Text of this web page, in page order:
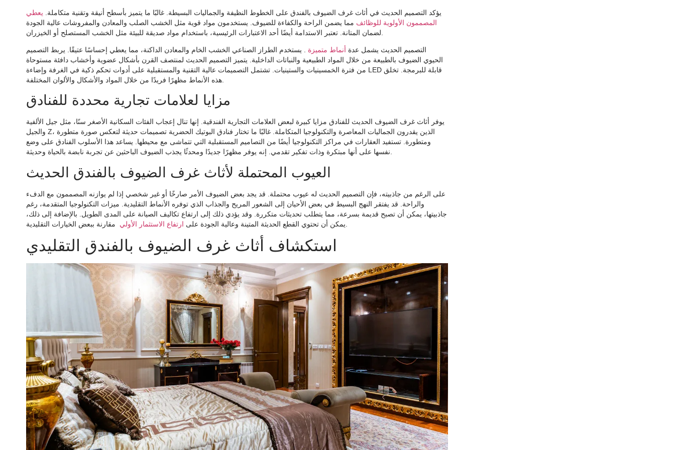
يؤكد التصميم الحديث في أثاث غرف الضيوف بالفندق على الخطوط النظيفة والجماليات البسيطة. غالبًا ما يتميز بأسطح أنيقة وتقنية متكاملة. يعطي
المصممون الأولوية للوظائف مما يضمن الراحة والكفاءة للضيوف. يستخدمون مواد قوية مثل الخشب الصلب والمعادن والمفروشات عالية الجودة
التصميم الحديث يشمل عدة أنماط متميزة
. يستخدم الطراز الصناعي الخشب الخام والمعادن الداكنة، مما يعطي إحساسًا عتيقًا. يربط التصميم
الحيوي الضيوف بالطبيعة من خلال المواد الطبيعية والنباتات الداخلية. يتميز التصميم الحديث لمنتصف القرن بأشكال عضوية وأخشاب دافئة مستوحاة
من فترة الخمسينيات والستينيات. تشتمل التصميمات عالية التقنية والمستقبلية على أدوات تحكم ذكية في الغرفة وإضاءة LED قابلة للبرمجة. تخلق
مزايا لعلامات تجارية محددة للفنادق
يوفر أثاث غرف الضيوف الحديث للفنادق مزايا كبيرة لبعض العلامات التجارية الفندقية. إنها تنال إعجاب الفئات السكانية الأصغر سنًا، مثل جيل الألفية
والجيل Z، الذين يقدرون الجماليات المعاصرة والتكنولوجيا المتكاملة. غالبًا ما تختار فنادق البوتيك الحضرية تصميمات حديثة لتعكس صورة متطورة
ومتطورة. تستفيد العقارات في مراكز التكنولوجيا أيضًا من التصاميم المستقبلية التي تتماشى مع محيطها. يساعد هذا الأسلوب الفنادق على وضع
نفسها على أنها مبتكرة وذات تفكير تقدمي. إنه يوفر مظهرًا جديدًا ومحدثًا يجذب الضيوف الباحثين عن تجربة نابضة بالحياة وحديثة.
العيوب المحتملة لأثاث غرف الضيوف بالفندق الحديث
على الرغم من جاذبيته، فإن التصميم الحديث له عيوب محتملة. قد يجد بعض الضيوف الأمر صارخًا أو غير شخصي إذا لم يوازنه المصممون مع الدفء
والراحة. قد يفتقر النهج البسيط في بعض الأحيان إلى الشعور المريح والجذاب الذي توفره الأنماط التقليدية. ميزات التكنولوجيا المتقدمة، رغم
جاذبيتها، يمكن أن تصبح قديمة بسرعة، مما يتطلب تحديثات متكررة. وقد يؤدي ذلك إلى ارتفاع تكاليف الصيانة على المدى الطويل. بالإضافة إلى ذلك،
يمكن أن تحتوي القطع الحديثة المتينة وعالية الجودة على ارتفاع الاستثمار الأولي
استكشاف أثاث غرف الضيوف بالفندق التقليدي